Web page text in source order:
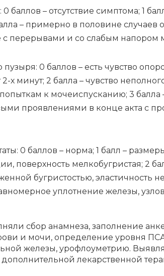
бал­лов – от­сут­ствие симп­то­ма; 1
– при­мер­но в по­ло­ви­не слу­ча­ев
пе­ре­ры­ва­ми и со сла­бым на­по­ром
0 бал­лов – есть чув­ство
х ми­нут; 2 бал­ла – чув­ство
к мо­че­ис­пус­ка­нию; 3
про­яв­ле­ни­я­ми в кон­це ак­та с
0 бал­лов – нор­ма; 1 балл –
по­верх­ность мел­ко­бу­гри­стая; 2
бу­гри­сто­стью, эла­стич­ность
уплот­не­ние же­ле­зы,
сбор ана­мне­за, за­пол­не­ние
и мо­чи, опре­де­ле­ние уров­ня
же­ле­зы, уро­фло­умет­рию.
ле­кар­ствен­ной